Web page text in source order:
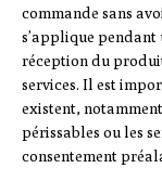
commande sans
s’applique pendant
réception du
services. Il est
existent,
périssables ou les
consentement